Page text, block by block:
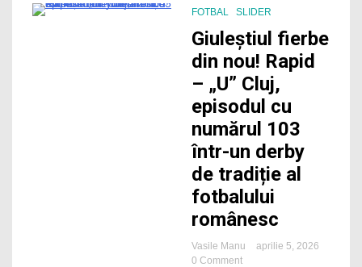
FOTBAL SLIDER
Giuleștiul fierbe
din nou! Rapid
– „U” Cluj,
episodul cu
numărul 103
într-un derby
de tradiție al
fotbalului
românesc
Vasile Manu
aprilie 5, 2026
0 Commenton